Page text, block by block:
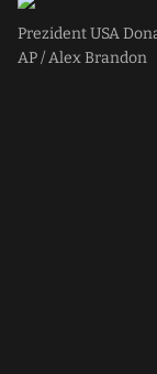
Prezident USA
AP / Alex Brandon